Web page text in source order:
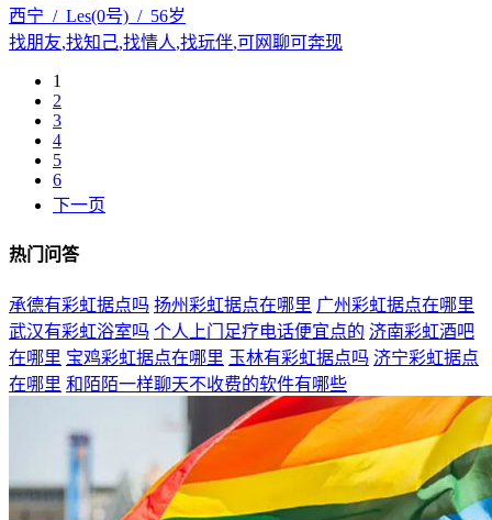
西宁 / Les(0号) / 56岁
找朋友,找知己,找情人,找玩伴,可网聊可奔现
1
2
3
4
5
6
下一页
热门问答
承德有彩虹据点吗 扬州彩虹据点在哪里 广州彩虹据点在哪里
武汉有彩虹浴室吗 个人上门足疗电话便宜点的 济南彩虹酒吧
在哪里 宝鸡彩虹据点在哪里 玉林有彩虹据点吗 济宁彩虹据点
在哪里 和陌陌一样聊天不收费的软件有哪些